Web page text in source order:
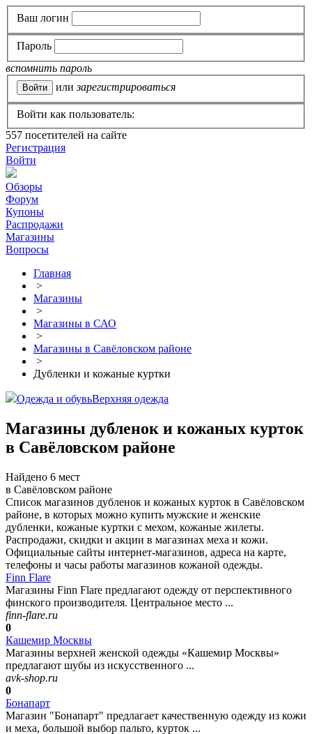
Ваш логин
Пароль
вспомнить пароль
или зарегистрироваться
Войти как пользователь:
557 посетителей на сайте
Регистрация
Войти
Обзоры
Форум
Купоны
Распродажи
Магазины
Вопросы
Главная
>
Магазины
>
Магазины в САО
>
Магазины в Савёловском районе
>
Дубленки и кожаные куртки
Одежда и обувьВерхняя одежда
Магазины дубленок и кожаных курток
в Савёловском районе
Найдено 6 мест
в Савёловском районе
Список магазинов дубленок и кожаных курток в Савёловском
районе, в которых можно купить мужские и женские
дубленки, кожаные куртки с мехом, кожаные жилеты.
Распродажи, скидки и акции в магазинах меха и кожи.
Официальные сайты интернет-магазинов, адреса на карте,
телефоны и часы работы магазинов кожаной одежды.
Finn Flare
Магазины Finn Flare предлагают одежду от перспективного
финского производителя. Центральное место ...
finn-flare.ru
0
Кашемир Москвы
Магазины верхней женской одежды «Кашемир Москвы»
предлагают шубы из искусственного ...
avk-shop.ru
0
Бонапарт
Магазин "Бонапарт" предлагает качественную одежду из кожи
и меха, большой выбор пальто, курток ...